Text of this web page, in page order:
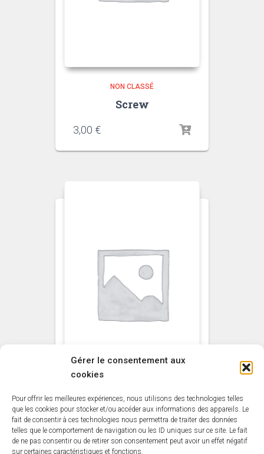
Gérer le consentement aux
cookies
Pour offrir les meilleures expériences, nous utilisons des technologies telles
que les cookies pour stocker et/ou accéder aux informations des appareils. Le
fait de consentir à ces technologies nous permettra de traiter des données
telles que le comportement de navigation ou les ID uniques sur ce site. Le fait
de ne pas consentir ou de retirer son consentement peut avoir un effet négatif
sur certaines caractéristiques et fonctions.
NON CLASSÉ
Screw
3,00 €
NON CLASSÉ
Gift
30,00€